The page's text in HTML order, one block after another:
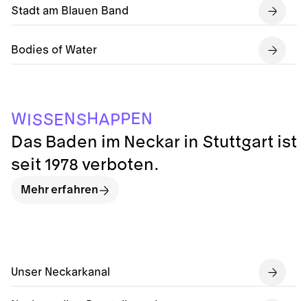
Stadt am Blauen Band
Bodies of Water
Unser Neckarkanal
WISSENSHAPPEN
Das Baden im Neckar in Stuttgart ist
seit 1978 verboten.
Mehr erfahren